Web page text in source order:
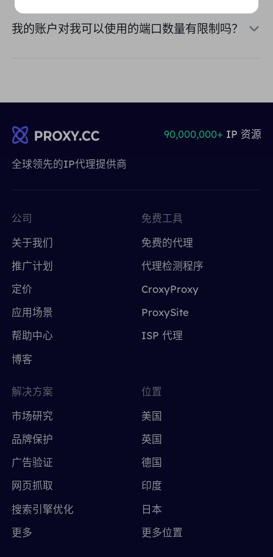
我的账户对我可以使用的端口数量有限制吗？
全球领先的IP代理提供商
90,000,000+ IP 资源
公司
关于我们
推广计划
定价
应用场景
帮助中心
博客
免费工具
免费的代理
代理检测程序
CroxyProxy
ProxySite
ISP 代理
解决方案
市场研究
品牌保护
广告验证
网页抓取
搜索引擎优化
更多
位置
美国
英国
德国
印度
日本
更多位置